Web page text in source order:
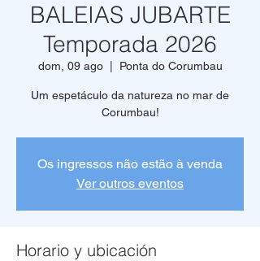
BALEIAS JUBARTE
Temporada 2026
dom, 09 ago
  |
Ponta do Corumbau
Um espetáculo da natureza no mar de
Corumbau!
Os ingressos não estão à venda
Ver outros eventos
Horario y ubicación